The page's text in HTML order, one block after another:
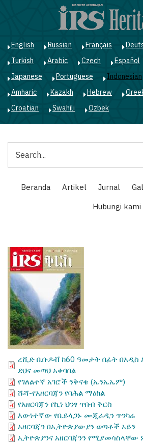
English Russian Français
Turkish
Arabic Czech Español
Japanese
Portuguese Indonesian
Amharic
Kazakh Hebrew
Croatian
Swahili Ozbek
Main
navigation
Beranda Artikel Jurnal
Hubungi kami
ረሺድ ቤቡዶቭ ከ60 ዓመታት በፊት በአዲስ
ደህና መጣህ አቀባበል
የገለልተኛ አገሮች ንቅናቄ (ኤንኤኤም)
ሹሻ-የአዘርባጃን የባሕል ማዕከል
የአዘርባጃን የኪነ ህንፃ ጥበብ ቅርስ
እውነተኛው የቤይላጋኑ ሙጂራዲን ጥንካሬ
አዘርባጃን በኢትዮጵያውያን ወጣቶች አይን
ኢትዮጵያንና አዘርባጃንን የሚያመሳስላቸው